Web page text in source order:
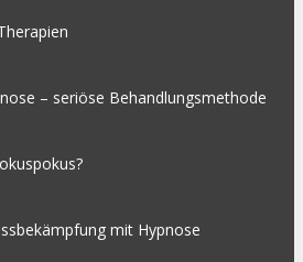
– seriöse Behandlungsmethode
mit Hypnose